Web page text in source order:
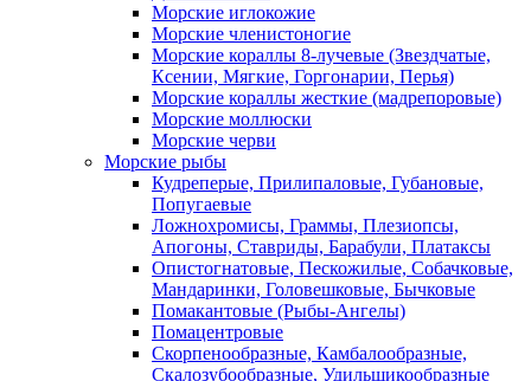
Морские иглокожие
Морские членистоногие
Морские кораллы 8-лучевые (Звездчатые,
Ксении, Мягкие, Горгонарии, Перья)
Морские кораллы жесткие (мадрепоровые)
Морские моллюски
Морские черви
Морские рыбы
Кудреперые, Прилипаловые, Губановые,
Попугаевые
Ложнохромисы, Граммы, Плезиопсы,
Апогоны, Ставриды, Барабули, Платаксы
Опистогнатовые, Пескожилые, Собачковые,
Мандаринки, Головешковые, Бычковые
Помакантовые (Рыбы-Ангелы)
Помацентровые
Скорпенообразные, Камбалообразные,
Скалозубообразные, Удильщикообразные